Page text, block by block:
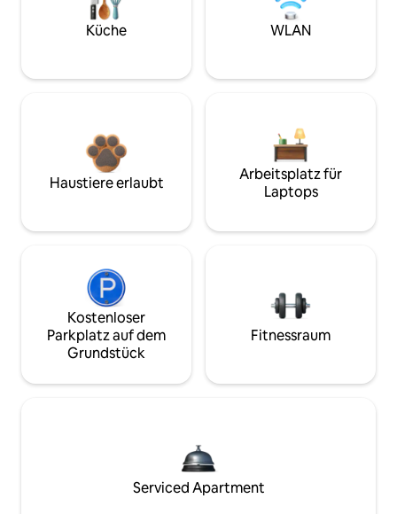
Küche WLAN
Haustiere erlaubt
Arbeitsplatz für
Laptops
Kostenloser
Parkplatz auf dem
Grundstück
Fitnessraum
Serviced Apartment